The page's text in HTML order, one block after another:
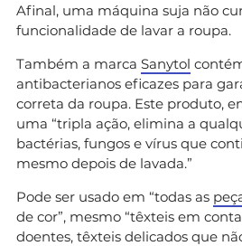
Afinal, uma máquina suja não
funcionalidade de lavar a roupa.
Também a marca Sanytol
antibacterianos eficazes para
correta da roupa. Este produto,
uma “tripla ação, elimina a
bactérias, fungos e vírus que
mesmo depois de lavada.”
Pode ser usado em “todas as
de cor”, mesmo “têxteis em
doentes, têxteis delicados que